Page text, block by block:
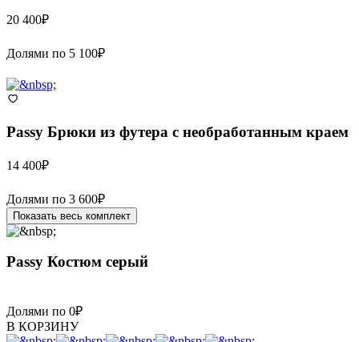
20 400₽
Долями по 5 100₽
Passy Брюки из футера с необработанным краем
14 400₽
Долями по 3 600₽
Показать весь комплект
Passy Костюм серый
Долями по 0₽
В КОРЗИНУ